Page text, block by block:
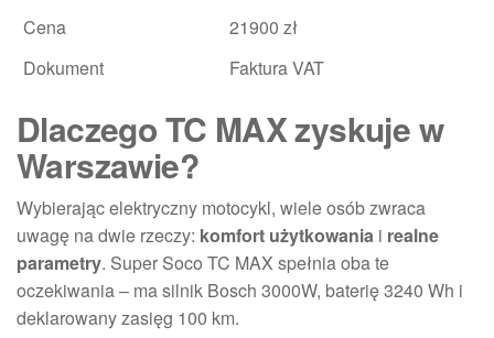
Cena
21900 zł
Dokument
Faktura VAT
Dlaczego TC MAX zyskuje w
Warszawie?
Wybierając elektryczny motocykl, wiele osób zwraca
uwagę na dwie rzeczy: komfort użytkowania i realne
parametry. Super Soco TC MAX spełnia oba te
oczekiwania – ma silnik Bosch 3000W, baterię 3240 Wh i
deklarowany zasięg 100 km.